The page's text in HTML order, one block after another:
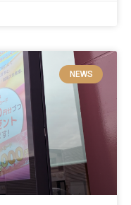
NEWS